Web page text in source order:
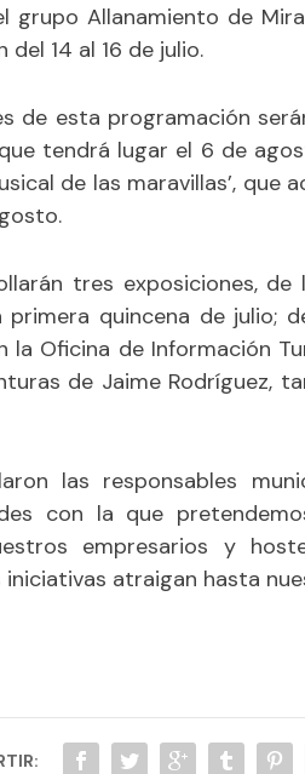
grupo Allanamiento de
14 al 16 de julio.
de esta programación
tendrá lugar el 6 de
de las maravillas’,
tres exposiciones,
quincena de julio;
la Oficina de Información
de Jaime Rodríguez,
las responsables
con la que
empresarios y
atraigan hasta